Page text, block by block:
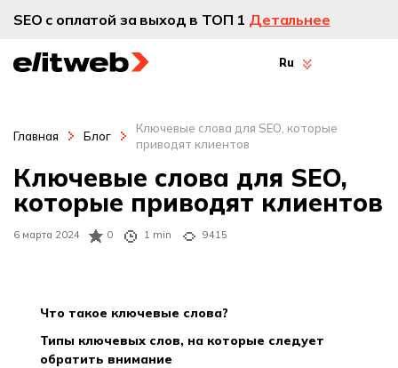
SEO с оплатой за выход в ТОП 1 Детальнее
Ru
Главная Блог
Ключевые слова для SEO, которые
приводят клиентов
6 марта 2024 0 1 min 9415
Ключевые слова для SEO,
которые приводят клиентов
что такое ключевые слова?
типы ключевых слов, на которые следует
обратить внимание